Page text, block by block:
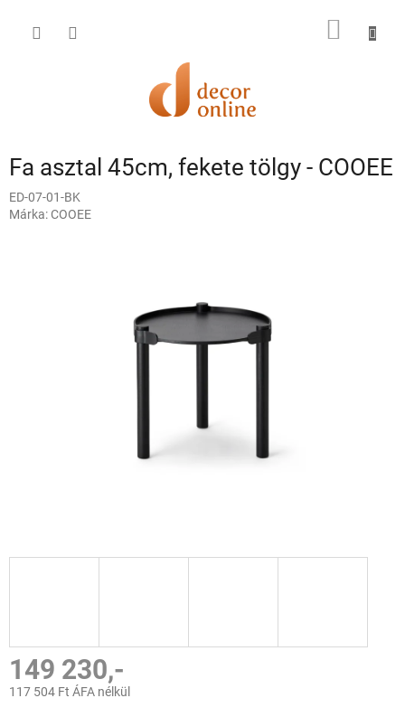
KOSÁR
Fa asztal 45cm, fekete tölgy - COOEE
ED-07-01-BK
Márka:COOEE
149 230,-
117 504 Ft ÁFA nélkül